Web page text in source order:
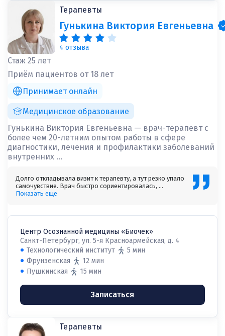
Терапевты
Гунькина Виктория Евгеньевна
4 отзыва
Стаж 25 лет
Приём пациентов от 18 лет
Принимает онлайн
Медицинское образование
Гунькина Виктория Евгеньевна — врач-терапевт с
более чем 20-летним опытом работы в сфере
диагностики, лечения и профилактики заболеваний
внутренних ...
Долго откладывала визит к терапевту, а тут резко упало
самочувствие. Врач быстро сориентировалась, ...
Показать еще
Центр Осознанной медицины «Биочек»
Санкт-Петербург, ул. 5-я Красноармейская, д. 4
Технологический институт
5 мин
Фрунзенская
12 мин
Пушкинская
15 мин
Записаться
Терапевты